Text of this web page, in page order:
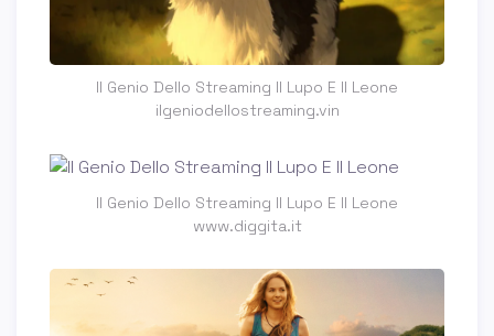
Il Genio Dello Streaming Il Lupo E Il Leone
ilgeniodellostreaming.vin
Il Genio Dello Streaming Il Lupo E Il Leone
www.diggita.it